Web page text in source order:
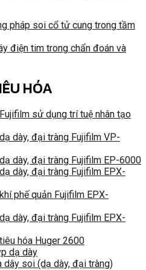
pháp soi cổ tử cung trong tầm
điện tim trong chẩn đoán và
HÓA
sử dụng trí tuệ nhân tạo
dày, đại tràng Fujifilm VP-
dày, đại tràng Fujifilm EP-6000
dày, đại tràng Fujifilm EPX-
phế quản Fujifilm EPX-
dày, đại tràng Fujifilm EPX-
hóa Huger 2600
dạ dày
dây soi (dạ dày, đại tràng)